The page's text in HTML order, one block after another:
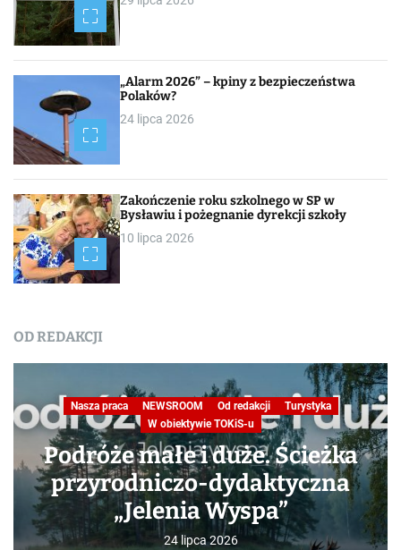
„Alarm 2026” – kpiny z bezpieczeństwa
Polaków?
24 lipca 2026
Zakończenie roku szkolnego w SP w
Bysławiu i pożegnanie dyrekcji szkoły
10 lipca 2026
OD REDAKCJI
Nasza praca NEWSROOM Od redakcji
Turystyka
W obiektywie TOKiS-u
Podróże małe i duże. Ścieżka
przyrodniczo-dydaktyczna
„Jelenia Wyspa”
24 lipca 2026